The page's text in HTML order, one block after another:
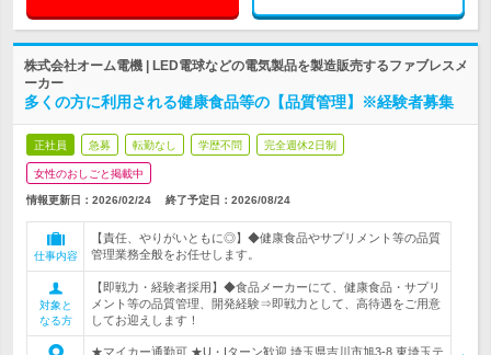
株式会社オーム電機 | LED電球などの電気製品を製造販売するファブレスメ
ーカー
多くの方に利用される健康食品等の【品質管理】※経験者募集
正社員 急募 転勤なし 学歴不問 完全週休2日制
女性のおしごと掲載中
情報更新日：2026/02/24 終了予定日： 2026/08/24
仕事内容
【責任、やりがいともに◎】◆健康食品やサプリメント等の品質
管理業務全般をお任せします。
対象と
なる方
【即戦力・経験者採用】◆食品メーカーにて、健康食品・サプリ
メント等の品質管理、開発経験⇒即戦力として、高待遇をご用意
してお迎えします！
★マイカー通勤可 ★U・Iターン歓迎 埼玉県吉川市旭3-8 東埼玉テ